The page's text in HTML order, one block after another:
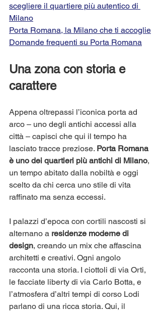
scegliere il quartiere più autentico di
Milano
Porta Romana, la Milano che ti accoglie
Domande frequenti su Porta Romana
Una zona con storia e
carattere
Appena oltrepassi l’iconica porta ad
arco – uno degli antichi accessi alla
città – capisci che qui il tempo ha
lasciato tracce preziose. Porta Romana
è uno dei quartieri più antichi di Milano,
un tempo abitato dalla nobiltà e oggi
scelto da chi cerca uno stile di vita
raffinato ma senza eccessi.
I palazzi d’epoca con cortili nascosti si
alternano a residenze moderne di
design, creando un mix che affascina
architetti e creativi. Ogni angolo
racconta una storia. I ciottoli di via Orti,
le facciate liberty di via Carlo Botta, e
l’atmosfera d’altri tempi di corso Lodi
parlano di una ricca storia. Qui, il